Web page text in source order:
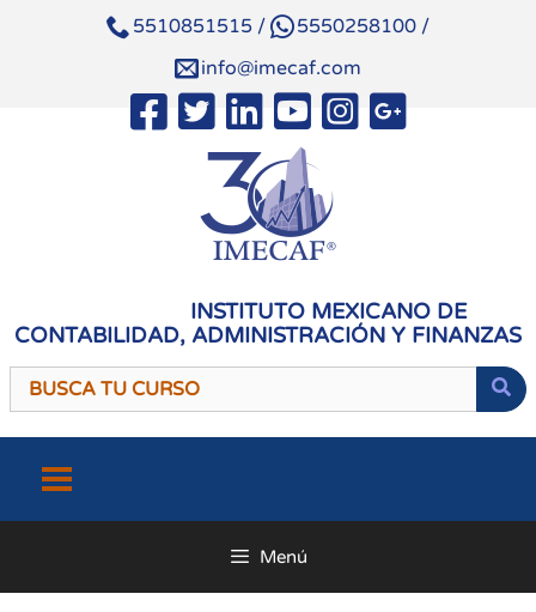
5510851515 / 5550258100 /
info@imecaf.com
INSTITUTO MEXICANO DE
CONTABILIDAD, ADMINISTRACIÓN Y FINANZAS
contenido
Menú